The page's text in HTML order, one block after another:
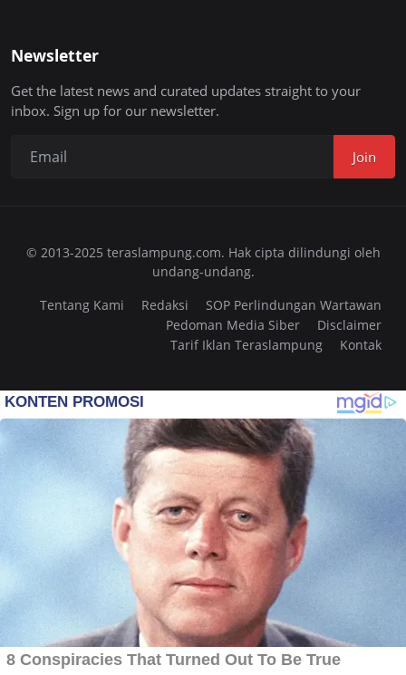
Newsletter
Get the latest news and curated updates straight to your
inbox. Sign up for our newsletter.
Join
© 2013-2025 teraslampung.com. Hak cipta dilindungi oleh
undang-undang.
Tentang Kami
Redaksi
SOP Perlindungan Wartawan
Pedoman Media Siber
Disclaimer
Tarif Iklan Teraslampung
Kontak